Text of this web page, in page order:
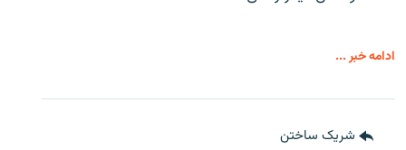
ادامه خبر ...
شریک ساختن